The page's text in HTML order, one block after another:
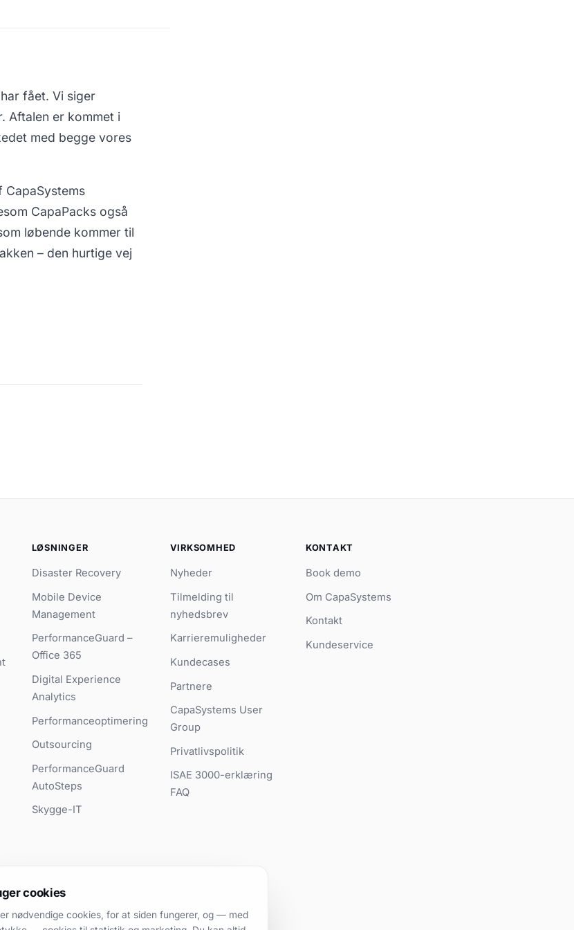
fået. Vi siger
Aftalen er kommet i
med begge vores
CapaPacks også
løbende kommer til
– den hurtige vej
LØSNINGER
Disaster Recovery
Mobile Device
Management
PerformanceGuard –
Office 365
Digital Experience
Analytics
Performanceoptimering
Outsourcing
PerformanceGuard
AutoSteps
Skygge-IT
VIRKSOMHED
Nyheder
Tilmelding til
nyhedsbrev
Karrieremuligheder
Kundecases
Partnere
CapaSystems User
Group
Privatlivspolitik
ISAE 3000-erklæring
FAQ
KONTAKT
Book demo
Om CapaSystems
Kontakt
Kundeservice
cookies
nødvendige cookies, for at siden fungerer, og — med